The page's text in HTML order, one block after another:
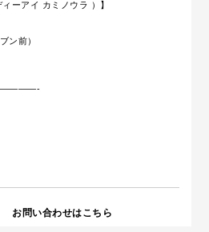
ーアイ カミノウラ ）】
ン前）
お問い合わせはこちら